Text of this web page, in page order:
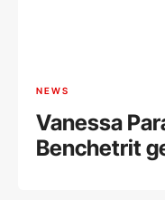
NEWS
Vanessa
Benchetrit